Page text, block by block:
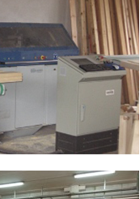
3D izris konstrukcij
Brune
Opaž
Ladijski pod
Štiristransko obdelan les
Masivni konstrukcijski les
Razrez in sušenje lesa